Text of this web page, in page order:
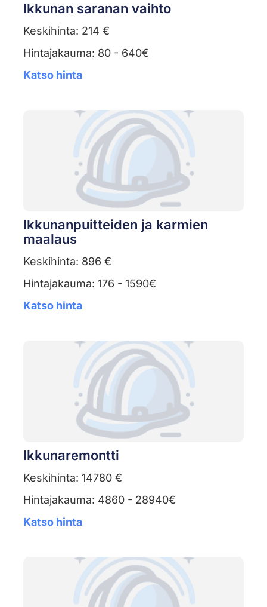
Ikkunan saranan vaihto
Keskihinta: 214 €
Hintajakauma: 80 - 640€
Katso hinta
Ikkunanpuitteiden ja karmien
maalaus
Keskihinta: 896 €
Hintajakauma: 176 - 1590€
Katso hinta
Ikkunaremontti
Keskihinta: 14780 €
Hintajakauma: 4860 - 28940€
Katso hinta